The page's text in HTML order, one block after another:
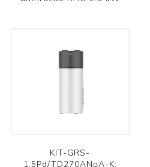
KIT-GRS-
1.5Pd/TD270ANpA-K: